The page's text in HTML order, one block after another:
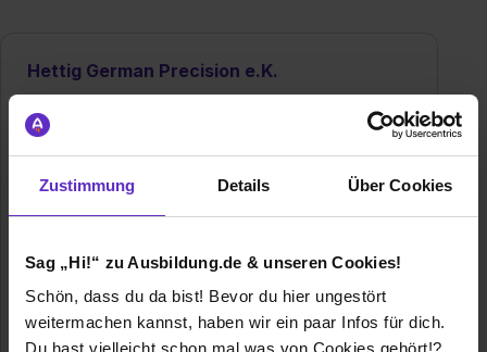
Zustimmung Details Über Cookies
Sag „Hi!“ zu Ausbildung.de & unseren Cookies!
Schön, dass du da bist! Bevor du hier ungestört
weitermachen kannst, haben wir ein paar Infos für dich.
Du hast vielleicht schon mal was von Cookies gehört!?
Hettig German Precision e.K.
42655 Solingen
02122234512
E-Mail anzeigen
Mitarbeiter
Branche Metallverarbeitung